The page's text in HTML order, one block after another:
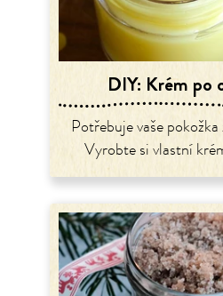
DIY: Krém po
Potřebuje vaše
Vyrobte si vlastní